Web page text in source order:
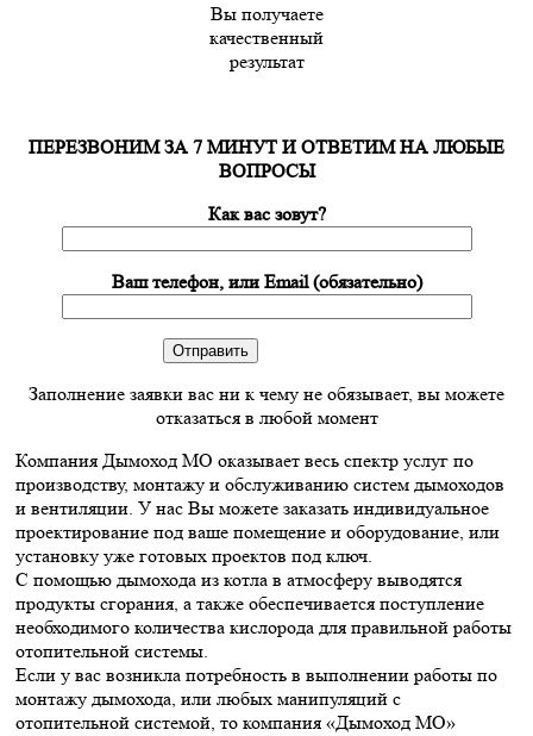
Вы получаете
качественный
результат
ПЕРЕЗВОНИМ ЗА 7 МИНУТ И ОТВЕТИМ НА ЛЮБЫЕ
ВОПРОСЫ
Как вас зовут?
Ваш телефон, или Email (обязательно)
Заполнение заявки вас ни к чему не обязывает, вы можете
отказаться в любой момент
Компания Дымоход МО оказывает весь спектр услуг по
производству, монтажу и обслуживанию систем дымоходов
и вентиляции. У нас Вы можете заказать индивидуальное
проектирование под ваше помещение и оборудование, или
установку уже готовых проектов под ключ.
С помощью дымохода из котла в атмосферу выводятся
продукты сгорания, а также обеспечивается поступление
необходимого количества кислорода для правильной работы
отопительной системы.
Если у вас возникла потребность в выполнении работы по
монтажу дымохода, или любых манипуляций с
отопительной системой, то компания «Дымоход МО»